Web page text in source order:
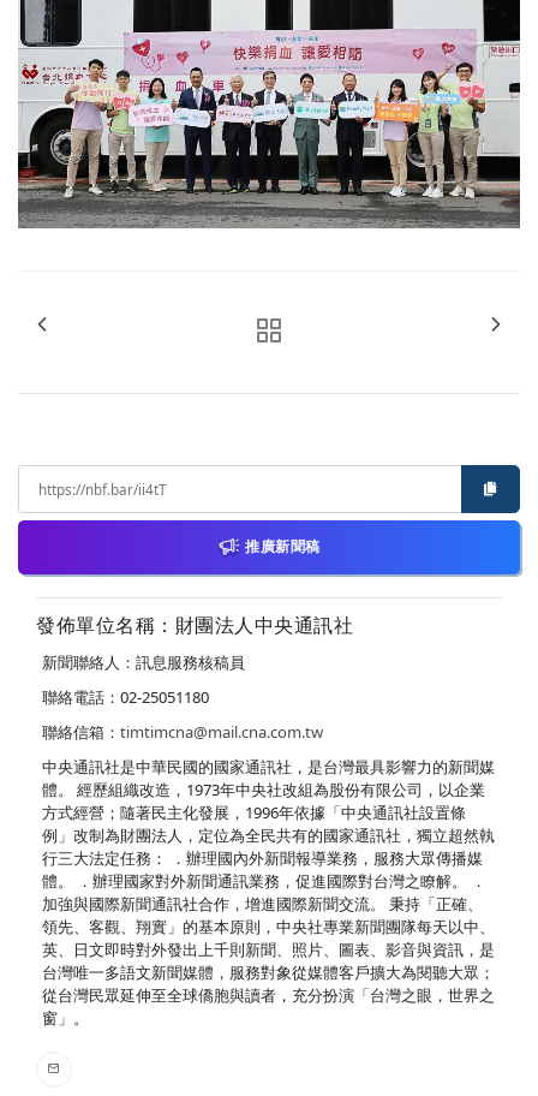
推廣新聞稿
發佈單位名稱：財團法人中央通訊社
新聞聯絡人：訊息服務核稿員
聯絡電話：02-25051180
聯絡信箱： timtimcna@mail.cna.com.tw
中央通訊社是中華民國的國家通訊社，是台灣最具影響力的新聞媒
體。 經歷組織改造，1973年中央社改組為股份有限公司，以企業
方式經營；隨著民主化發展，1996年依據「中央通訊社設置條
例」改制為財團法人，定位為全民共有的國家通訊社，獨立超然執
行三大法定任務： ．辦理國內外新聞報導業務，服務大眾傳播媒
體。 ．辦理國家對外新聞通訊業務，促進國際對台灣之瞭解。 ．
加強與國際新聞通訊社合作，增進國際新聞交流。 秉持「正確、
領先、客觀、翔實」的基本原則，中央社專業新聞團隊每天以中、
英、日文即時對外發出上千則新聞、照片、圖表、影音與資訊，是
台灣唯一多語文新聞媒體，服務對象從媒體客戶擴大為閱聽大眾；
從台灣民眾延伸至全球僑胞與讀者，充分扮演「台灣之眼，世界之
窗」。